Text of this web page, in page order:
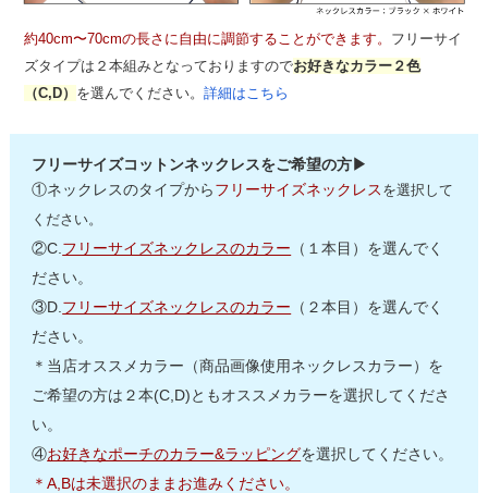
約40cm〜70cmの長さに自由に調節することができます。 フリーサイ
ズタイプは２本組みとなっておりますのでお好きなカラー２色
（C,D） を選んでください。 詳細はこちら
フリーサイズコットンネックレスをご希望の方▶
①ネックレスのタイプから フリーサイズネックレス を選択して
ください。
②C. フリーサイズネックレスのカラー （１本目）を選んでく
ださい。
③D. フリーサイズネックレスのカラー （２本目）を選んでく
ださい。
＊当店オススメカラー（商品画像使用ネックレスカラー）を
ご希望の方は２本(C,D)ともオススメカラーを選択してくださ
い。
④お好きなポーチのカラー&ラッピングを選択してください。
＊A,Bは未選択のままお進みください。